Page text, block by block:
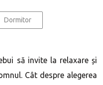
Dormitor
să invite la relaxare și
Cât despre alegerea